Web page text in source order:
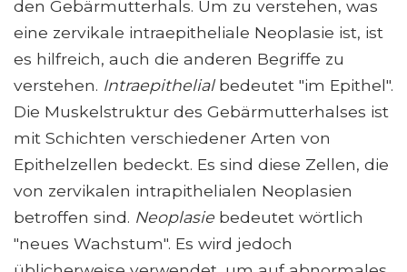
den Gebärmutterhals. Um zu verstehen, was
eine zervikale intraepitheliale Neoplasie ist, ist
es hilfreich, auch die anderen Begriffe zu
verstehen. Intraepithelialbedeutet "im Epithel".
Die Muskelstruktur des Gebärmutterhalses ist
mit Schichten verschiedener Arten von
Epithelzellen bedeckt. Es sind diese Zellen, die
von zervikalen intrapithelialen Neoplasien
betroffen sind. Neoplasie bedeutet wörtlich
"neues Wachstum". Es wird jedoch